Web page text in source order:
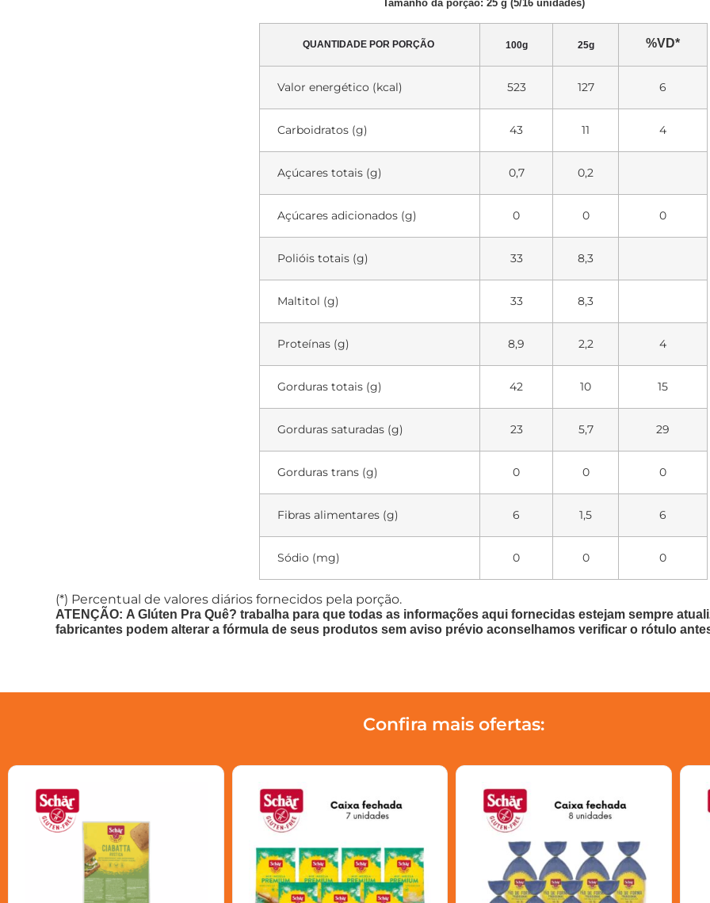
Tamanho da porção: 25 g (5/16 unidades)
QUANTIDADE POR PORÇÃO 100g 25g %VD*
Valor energético (kcal) 523 127 6
Carboidratos (g) 43 11 4
Açúcares totais (g) 0,7 0,2
Açúcares adicionados (g) 0 0 0
Polióis totais (g) 33 8,3
Maltitol (g) 33 8,3
Proteínas (g) 8,9 2,2 4
Gorduras totais (g) 42 10 15
Gorduras saturadas (g) 23 5,7 29
Gorduras trans (g) 0 0 0
Fibras alimentares (g) 6 1,5 6
Sódio (mg) 0 0 0
(*) Percentual de valores diários fornecidos pela porção.
ATENÇÃO: A Glúten Pra Quê? trabalha para que todas as informações aqui fornecidas estejam sempre
fabricantes podem alterar a fórmula de seus produtos sem aviso prévio aconselhamos verificar o rótulo
Confira mais ofertas: